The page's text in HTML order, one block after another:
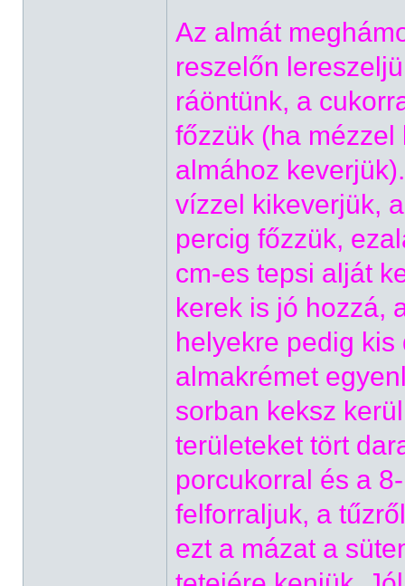
Az almát
reszelőn
ráöntünk, a
főzzük (ha
almához
vízzel kikeverjük,
percig főzzük,
cm-es tepsi alját
kerek is jó hozzá,
helyekre pedig
almakrémet
sorban keksz
területeket tört
porcukorral és a
felforraljuk, a
ezt a mázat a